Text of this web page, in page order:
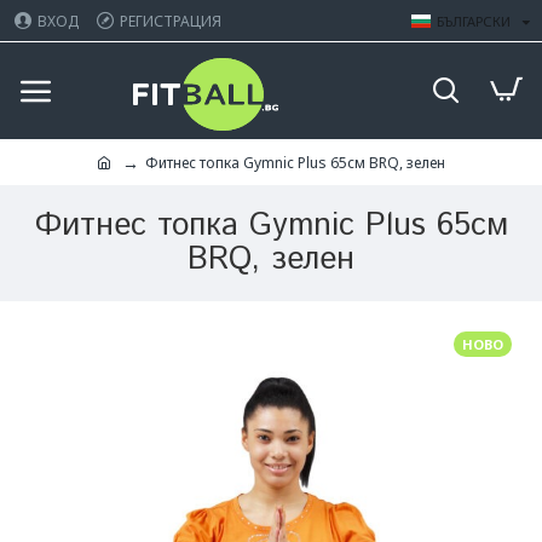
ВХОД РЕГИСТРАЦИЯ БЪЛГАРСКИ
Фитнес топка Gymnic Plus 65см BRQ, зелен
Фитнес топка Gymnic Plus 65см
BRQ, зелен
НОВО